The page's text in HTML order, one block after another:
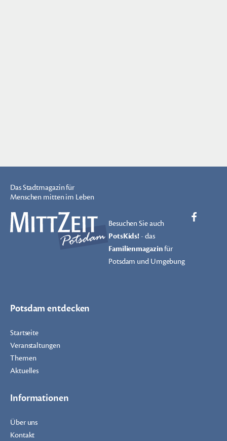
Das Stadtmagazin für
Menschen mitten im Leben
Besuchen Sie auch
PotsKids!- das
Familienmagazinfür
Potsdam und Umgebung
Potsdam entdecken
Startseite
Veranstaltungen
Themen
Aktuelles
Informationen
Über uns
Kontakt